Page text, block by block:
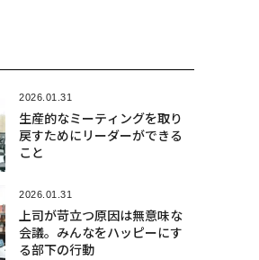
2026.01.31
生産的なミーティングを取り
戻すためにリーダーができる
こと
2026.01.31
上司が苛立つ原因は無意味な
会議。みんなをハッピーにす
る部下の行動